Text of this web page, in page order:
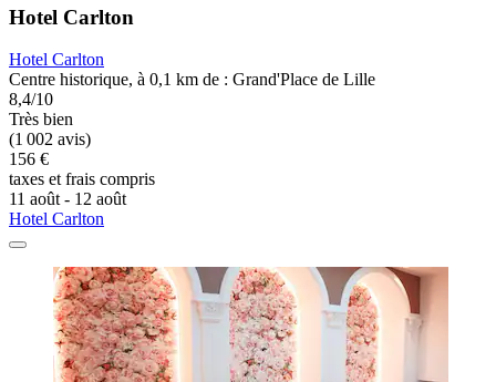
Hotel Carlton
Hotel Carlton
Centre historique, à 0,1 km de : Grand'Place de Lille
8,4/10
Très bien
(1 002 avis)
156 €
taxes et frais compris
11 août - 12 août
Hotel Carlton